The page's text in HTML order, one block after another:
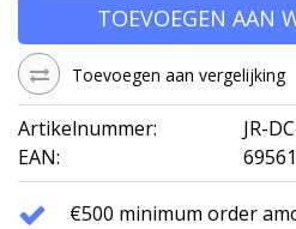
TOEVOEGEN AAN
Toevoegen aan vergelijking
Artikelnummer:
JR-
EAN:
€500 minimum order